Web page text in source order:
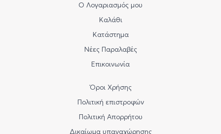
Ο Λογαριασμός μου
Καλάθι
Κατάστημα
Νέες Παραλαβές
Επικοινωνία
Όροι Χρήσης
Πολιτική επιστροφών
Πολιτική Απορρήτου
Δικαίωμα υπαναχώρησης